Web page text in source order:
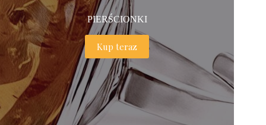
PIERŚCIONKI
Kup teraz